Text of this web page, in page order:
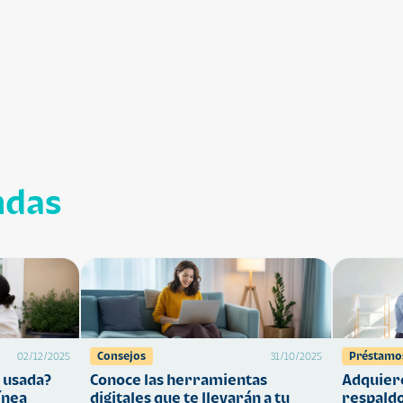
02/12/2025 Consejos 31/10/2025
Conoce las herramientas
digitales que te llevarán a tu